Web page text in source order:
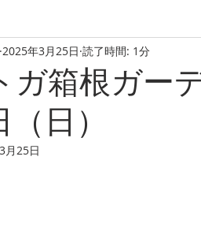
HOME
ガ箱根ガー
（日）
2025年3月25日 読了時間: 1分
月25日